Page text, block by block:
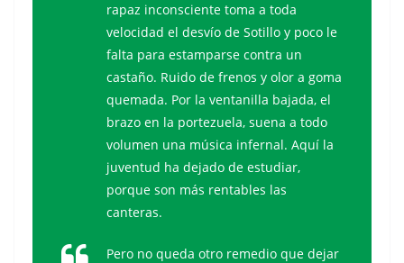
rapaz inconsciente toma a toda
velocidad el desvío de Sotillo y poco le
falta para estamparse contra un
castaño. Ruido de frenos y olor a goma
quemada. Por la ventanilla bajada, el
brazo en la portezuela, suena a todo
volumen una música infernal. Aquí la
juventud ha dejado de estudiar,
porque son más rentables las
canteras.
Pero no queda otro remedio que dejar